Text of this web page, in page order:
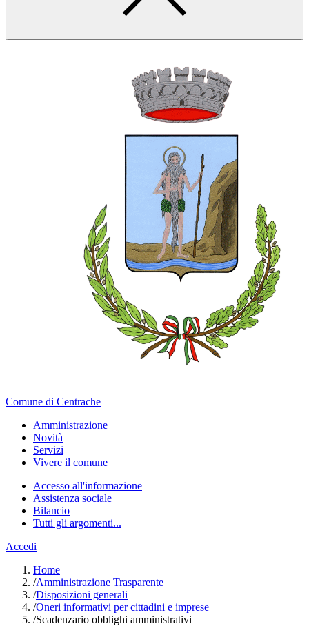
Comune di Centrache
Amministrazione
Novità
Servizi
Vivere il comune
Accesso all'informazione
Assistenza sociale
Bilancio
Tutti gli argomenti...
Accedi
Home
/Amministrazione Trasparente
/Disposizioni generali
/Oneri informativi per cittadini e imprese
/Scadenzario obblighi amministrativi